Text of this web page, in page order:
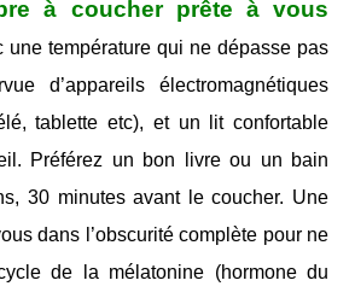
à coucher prête à vous
une température qui ne dépasse pas
d’appareils électromagnétiques
tablette etc), et un lit confortable
Préférez un bon livre ou un bain
30 minutes avant le coucher. Une
dans l’obscurité complète pour ne
de la mélatonine (hormone du